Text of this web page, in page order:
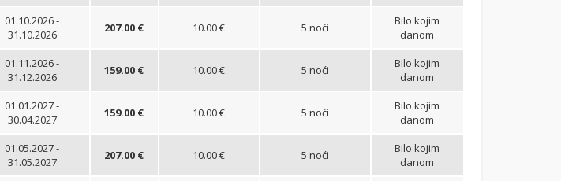
01.10.2026 -
31.10.2026
207.00 € 10.00 € 5 noći
Bilo kojim
danom
01.11.2026 -
31.12.2026
159.00 € 10.00 € 5 noći
Bilo kojim
danom
01.01.2027 -
30.04.2027
159.00 € 10.00 € 5 noći
Bilo kojim
danom
01.05.2027 -
31.05.2027
207.00 € 10.00 € 5 noći
Bilo kojim
danom